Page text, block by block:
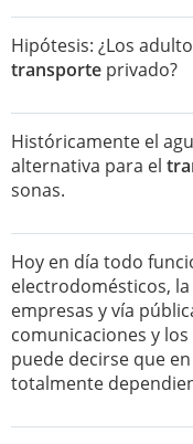
Hipótesis: ¿Los
transporte privado?
Históricamente el
alternativa para el
sonas.
Hoy en día todo
electrodomésticos,
empresas y vía
comunicaciones y
puede decirse que
totalmente